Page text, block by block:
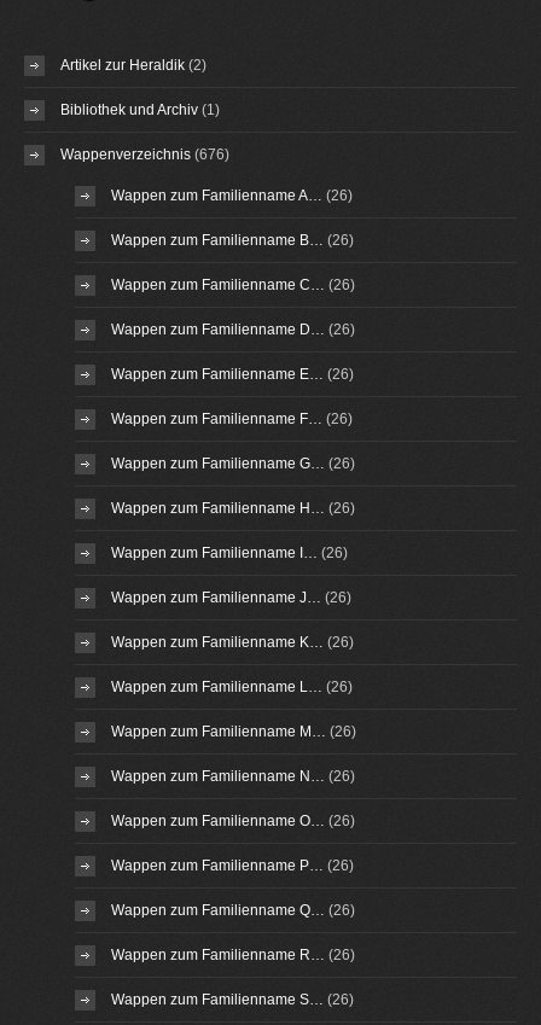
Artikel zur Heraldik (2)
Bibliothek und Archiv (1)
Wappenverzeichnis (676)
Wappen zum Familienname A… (26)
Wappen zum Familienname B… (26)
Wappen zum Familienname C… (26)
Wappen zum Familienname D… (26)
Wappen zum Familienname E… (26)
Wappen zum Familienname F… (26)
Wappen zum Familienname G… (26)
Wappen zum Familienname H… (26)
Wappen zum Familienname I… (26)
Wappen zum Familienname J… (26)
Wappen zum Familienname K… (26)
Wappen zum Familienname L… (26)
Wappen zum Familienname M… (26)
Wappen zum Familienname N… (26)
Wappen zum Familienname O… (26)
Wappen zum Familienname P… (26)
Wappen zum Familienname Q… (26)
Wappen zum Familienname R… (26)
Wappen zum Familienname S… (26)